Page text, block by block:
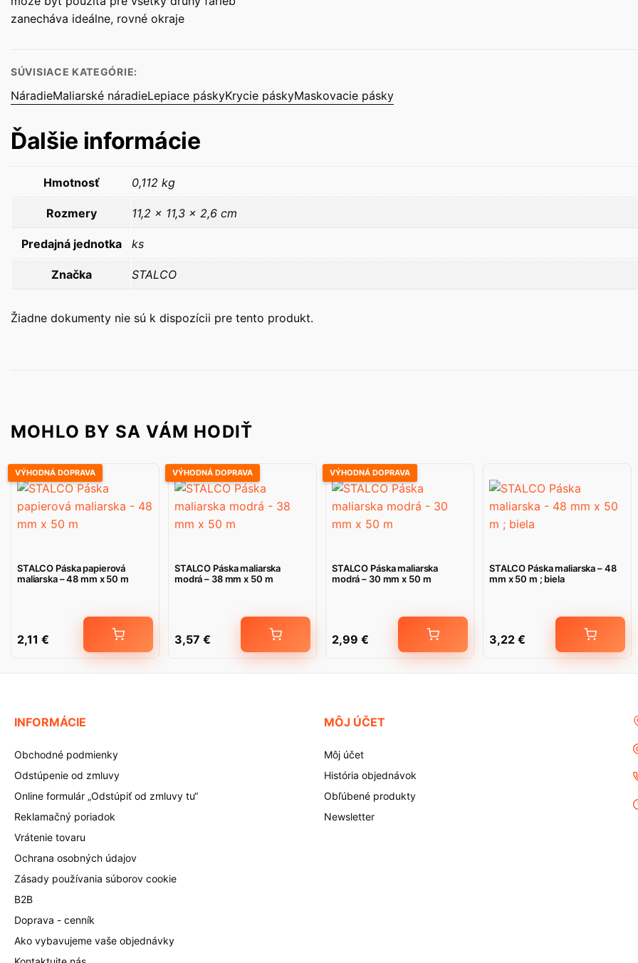
zanecháva ideálne, rovné okraje
SÚVISIACE KATEGÓRIE:
NáradieMaliarské náradieLepiace páskyKrycie páskyMaskovacie pásky
Ďalšie informácie
Hmotnosť 0,112 kg
Rozmery 11,2 × 11,3 × 2,6 cm
Predajná jednotka ks
Značka STALCO
Žiadne dokumenty nie sú k dispozícii pre tento produkt.
MOHLO BY SA VÁM HODIŤ
VÝHODNÁ DOPRAVA
STALCO Páska papierová
maliarska – 48 mm x 50 m
2,11 €
VÝHODNÁ DOPRAVA
STALCO Páska maliarska
modrá – 38 mm x 50 m
3,57 €
VÝHODNÁ DOPRAVA
STALCO Páska maliarska
modrá – 30 mm x 50 m
2,99 €
STALCO Páska maliarska – 48
mm x 50 m ; biela
3,22 €
INFORMÁCIE
Obchodné podmienky
Odstúpenie od zmluvy
Online formulár „Odstúpiť od zmluvy tu“
Reklamačný poriadok
Vrátenie tovaru
Ochrana osobných údajov
Zásady používania súborov cookie
B2B
Doprava - cenník
Ako vybavujeme vaše objednávky
MÔJ ÚČET
Môj účet
História objednávok
Obľúbené produkty
Newsletter